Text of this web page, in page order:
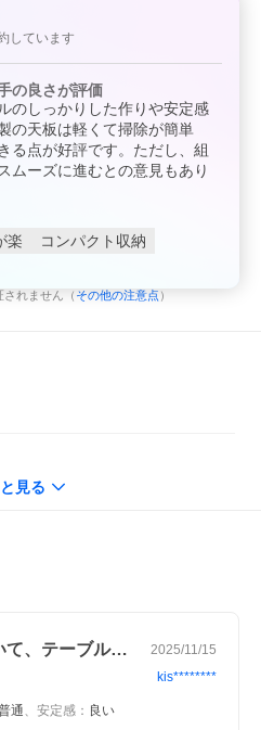
しています
の良さが評価
のしっかりした作りや安定感
の天板は軽くて掃除が簡単
る点が好評です。ただし、組
ムーズに進むとの意見もあり
楽
コンパクト収納
れません（ その他の注意点 ）
見る
ケースがしっかりしていて、テーブルと脚… 2025/11/15
kis********
通、 安定感 ： 良い